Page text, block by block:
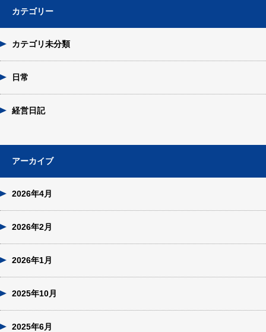
カテゴリー
カテゴリ未分類
日常
経営日記
アーカイブ
2026年4月
2026年2月
2026年1月
2025年10月
2025年6月